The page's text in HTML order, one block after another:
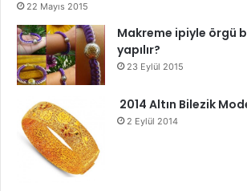
22 Mayıs 2015
Makreme ipiyle örgü
yapılır?
23 Eylül 2015
2014 Altın Bilezik
2 Eylül 2014